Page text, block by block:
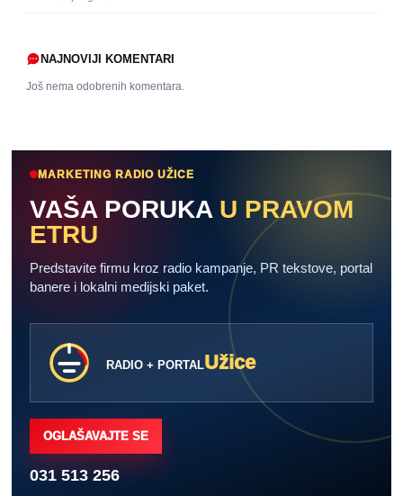
NAJNOVIJI KOMENTARI
Još nema odobrenih komentara.
MARKETING RADIO UŽICE
VAŠA PORUKA U PRAVOM
ETRU
Predstavite firmu kroz radio kampanje, PR tekstove, portal
banere i lokalni medijski paket.
RADIO + PORTALUžice
OGLAŠAVAJTE SE
031 513 256